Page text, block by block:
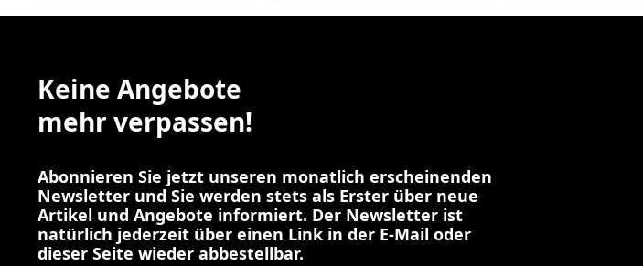
Keine Angebote
mehr verpassen!
Abonnieren Sie jetzt unseren monatlich erscheinenden
Newsletter und Sie werden stets als Erster über neue
Artikel und Angebote informiert. Der Newsletter ist
natürlich jederzeit über einen Link in der E-Mail oder
dieser Seite wieder abbestellbar.